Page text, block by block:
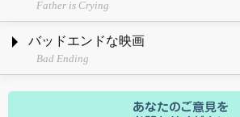
Father is Crying
バッドエンドな映画
Bad Ending